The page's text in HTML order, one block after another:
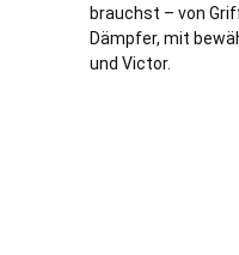
brauchst – von
Dämpfer, mit
und Victor.